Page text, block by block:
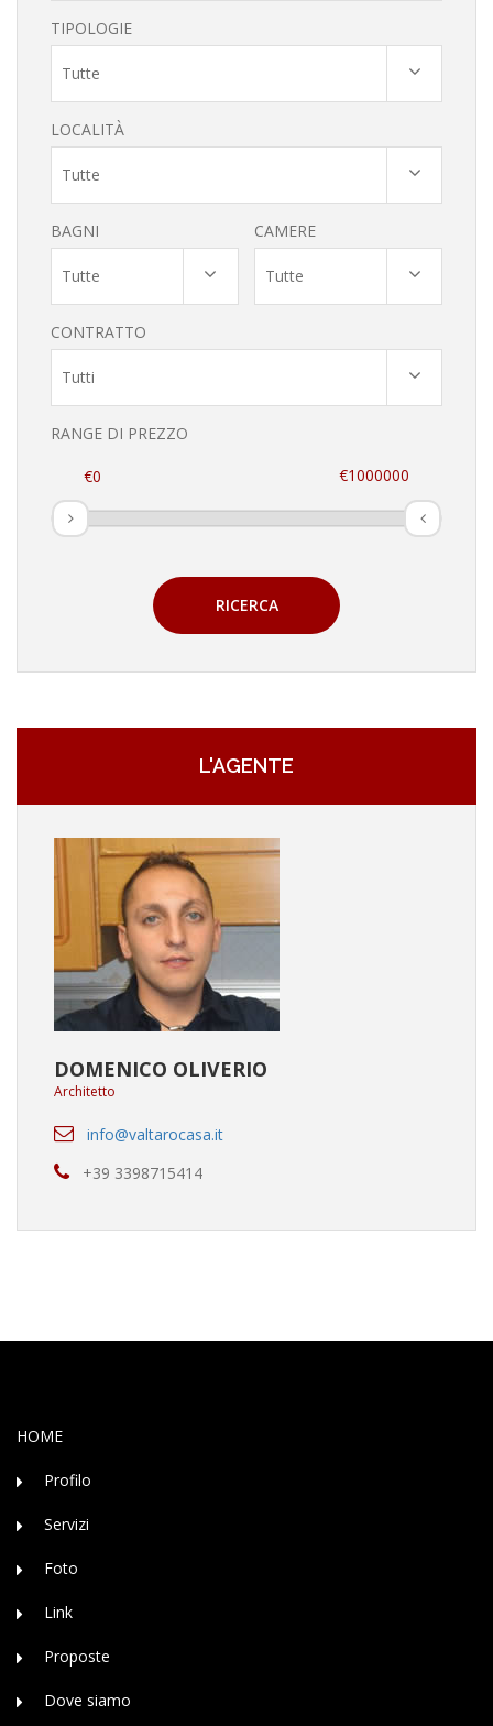
TIPOLOGIE
Tutte
LOCALITÀ
Tutte
BAGNI
Tutte
CAMERE
Tutte
CONTRATTO
Tutti
RANGE DI PREZZO
RICERCA
L'AGENTE
DOMENICO OLIVERIO
Architetto
info@valtarocasa.it
+39 3398715414
HOME
Profilo
Servizi
Foto
Link
Proposte
Dove siamo